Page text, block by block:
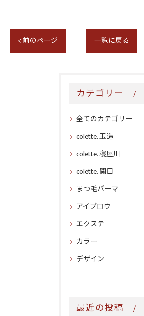
< 前のページ 一覧に戻る
カテゴリー
全てのカテゴリー
colette. 玉造
colette. 寝屋川
colette. 関目
まつ毛パーマ
アイブロウ
エクステ
カラー
デザイン
最近の投稿